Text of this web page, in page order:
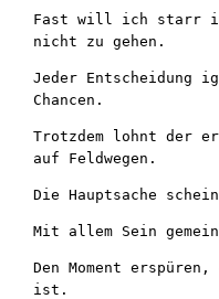
Fast will ich starr
nicht zu gehen.
Jeder Entscheidung
Chancen.
Trotzdem lohnt der
auf Feldwegen.
Die Hauptsache
Mit allem Sein
Den Moment
ist.